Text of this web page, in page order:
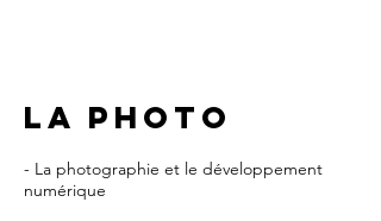
LA PHOTO
- La photographie et le développement
numérique